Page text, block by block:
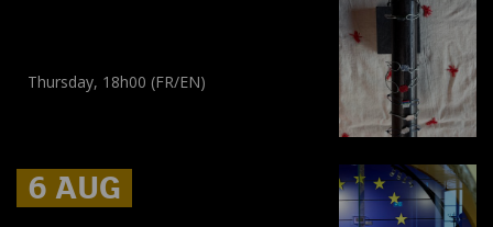
Thursday, 18h00 (FR/EN)
6 AUG
6 AUG
6 AUG